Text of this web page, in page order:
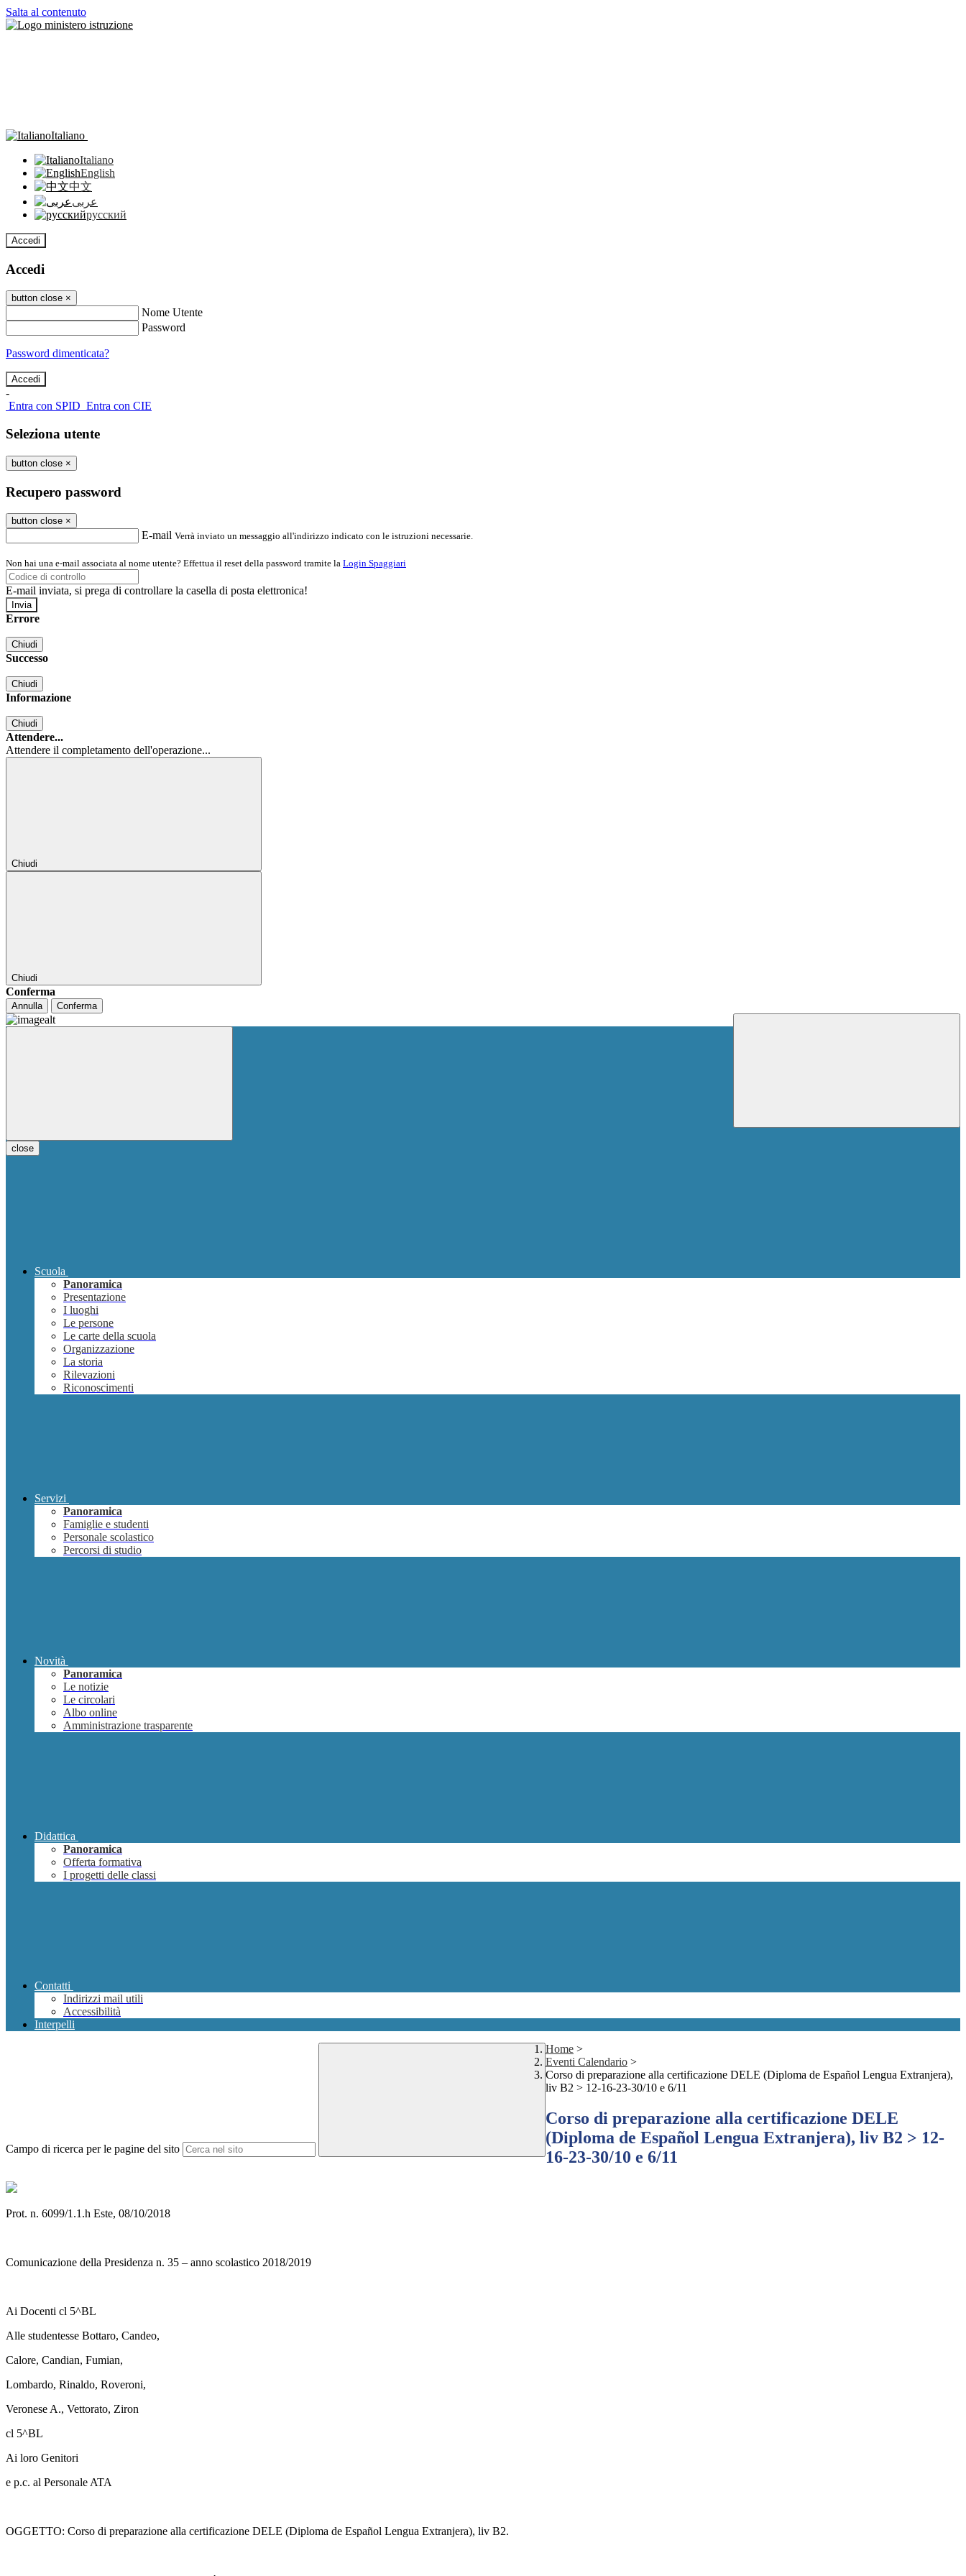
Salta al contenuto
Italiano
Italiano
English
中文
عربى
русский
Accedi
Accedi
button close ×
Nome Utente
Password
Password dimenticata?
-
Entra con SPID Entra con CIE
Seleziona utente
button close ×
Recupero password
button close ×
E-mail Verrà inviato un messaggio all'indirizzo indicato con le istruzioni necessarie.
Non hai una e-mail associata al nome utente? Effettua il reset della password tramite la Login Spaggiari
E-mail inviata, si prega di controllare la casella di posta elettronica!
Errore
Chiudi
Successo
Chiudi
Informazione
Chiudi
Attendere...
Attendere il completamento dell'operazione...
Chiudi
Chiudi
Conferma
Annulla Conferma
close
Scuola
Panoramica
Presentazione
I luoghi
Le persone
Le carte della scuola
Organizzazione
La storia
Rilevazioni
Riconoscimenti
Servizi
Panoramica
Famiglie e studenti
Personale scolastico
Percorsi di studio
Novità
Panoramica
Le notizie
Le circolari
Albo online
Amministrazione trasparente
Didattica
Panoramica
Offerta formativa
I progetti delle classi
Contatti
Indirizzi mail utili
Accessibilità
Interpelli
Campo di ricerca per le pagine del sito
Home >
Eventi Calendario >
Corso di preparazione alla certificazione DELE (Diploma de Español Lengua Extranjera),
liv B2 > 12-16-23-30/10 e 6/11
Corso di preparazione alla certificazione DELE
(Diploma de Español Lengua Extranjera), liv B2 > 12-
16-23-30/10 e 6/11
Prot. n. 6099/1.1.h Este, 08/10/2018
Comunicazione della Presidenza n. 35 – anno scolastico 2018/2019
Ai Docenti cl 5^BL
Alle studentesse Bottaro, Candeo,
Calore, Candian, Fumian,
Lombardo, Rinaldo, Roveroni,
Veronese A., Vettorato, Ziron
cl 5^BL
Ai loro Genitori
e p.c. al Personale ATA
OGGETTO: Corso di preparazione alla certificazione DELE (Diploma de Español Lengua Extranjera), liv B2.